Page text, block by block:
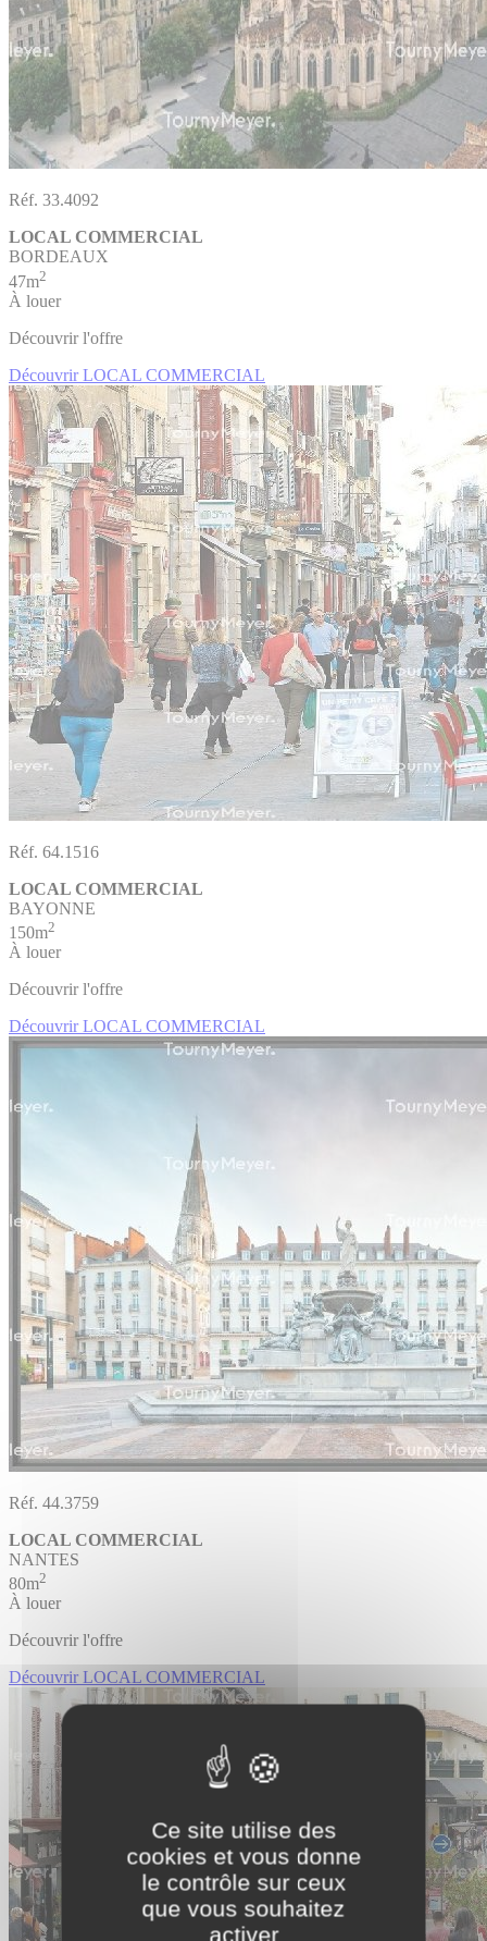
Ce site utilise des
cookies et vous donne
le contrôle sur ceux
que vous souhaitez
activer
Réf. 33.4092
LOCAL COMMERCIAL
BORDEAUX
47m2
À louer
Découvrir l'offre
Découvrir LOCAL COMMERCIAL
Réf. 64.1516
LOCAL COMMERCIAL
BAYONNE
150m2
À louer
Découvrir l'offre
Découvrir LOCAL COMMERCIAL
Réf. 44.3759
LOCAL COMMERCIAL
NANTES
80m2
À louer
Découvrir l'offre
Découvrir LOCAL COMMERCIAL